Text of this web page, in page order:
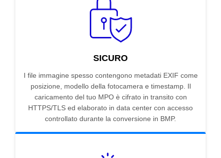
SICURO
I file immagine spesso contengono metadati EXIF come
posizione, modello della fotocamera e timestamp. Il
caricamento del tuo MPO è cifrato in transito con
HTTPS/TLS ed elaborato in data center con accesso
controllato durante la conversione in BMP.